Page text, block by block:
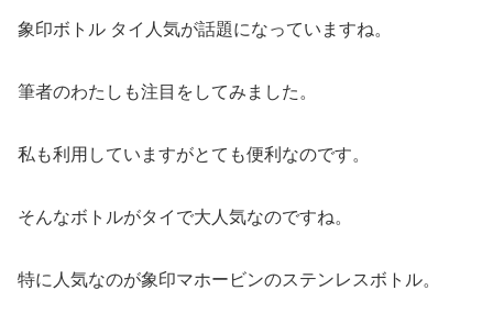
象印ボトル タイ人気が話題になっていますね。
筆者のわたしも注目をしてみました。
私も利用していますがとても便利なのです。
そんなボトルがタイで大人気なのですね。
特に人気なのが象印マホービンのステンレスボトル。